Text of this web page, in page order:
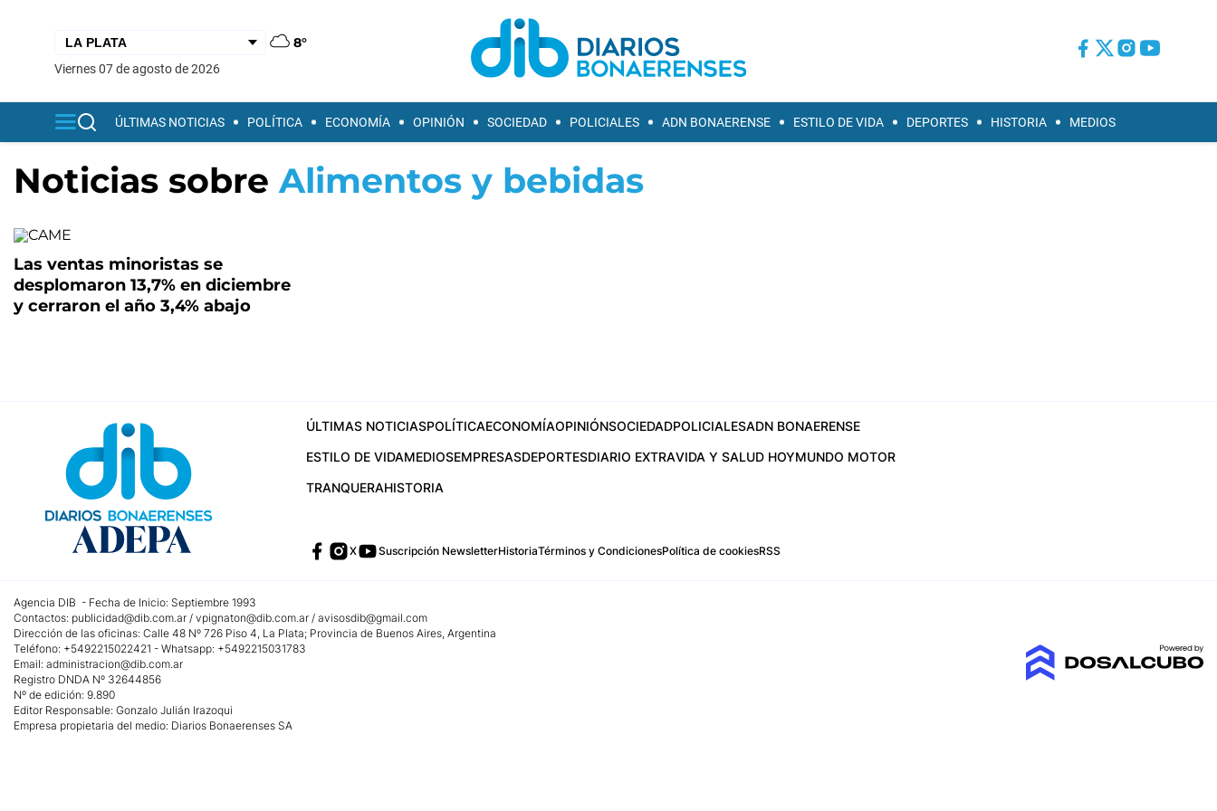
8°
viernes 07 de agosto de 2026
ÚLTIMAS NOTICIAS POLÍTICA ECONOMÍA OPINIÓN SOCIEDAD POLICIALES ADN BONAERENSE ESTILO DE VIDA DEPORTES HISTORIA MEDIOS
Noticias sobreAlimentos y bebidas
Las ventas minoristas se
desplomaron 13,7% en diciembre
y cerraron el año 3,4% abajo
ÚLTIMAS NOTICIASPOLÍTICAECONOMÍAOPINIÓNSOCIEDADPOLICIALESADN BONAERENSE
ESTILO DE VIDAMEDIOSEMPRESASDEPORTESDIARIO EXTRAVIDA Y SALUD HOYMUNDO MOTOR
TRANQUERAHISTORIA
X Suscripción NewsletterHistoriaTérminos y CondicionesPolítica de cookiesRSS
Agencia DIB - Fecha de Inicio: Septiembre 1993
Contactos: publicidad@dib.com.ar / vpignaton@dib.com.ar / avisosdib@gmail.com
Dirección de las oficinas: Calle 48 Nº 726 Piso 4, La Plata; Provincia de Buenos Aires, Argentina
Teléfono: +5492215022421 - Whatsapp: +5492215031783
Email: administracion@dib.com.ar
Registro DNDA Nº 32644856
Nº de edición: 9.890
Editor Responsable: Gonzalo Julián Irazoqui
Empresa propietaria del medio: Diarios Bonaerenses SA